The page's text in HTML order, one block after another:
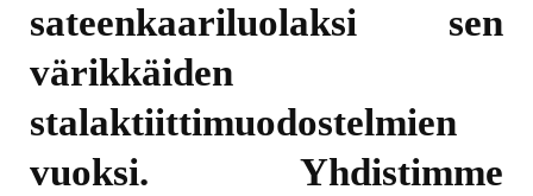
sateenkaariluolaksi sen
värikkäiden
stalaktiittimuodostelmien
vuoksi. Yhdistimme